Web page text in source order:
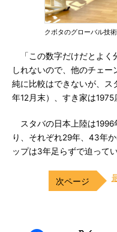
クボタのグローバル技
「この数字だけだとよく
しれないので、他のチェ
純に比較はできないが、ス
年12月末）、すき家は1975
スタバの日本上陸は1996
り、それぞれ29年、43年
ップは3年足らずで迫って